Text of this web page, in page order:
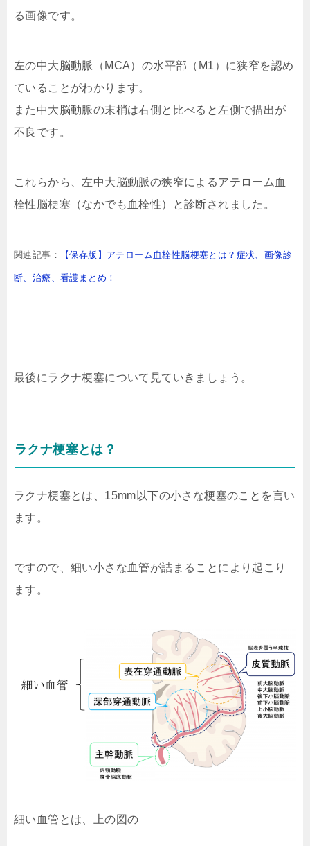
る画像です。
左の中大脳動脈（MCA）の水平部（M1）に狭窄を認め
ていることがわかります。
また中大脳動脈の末梢は右側と比べると左側で描出が
不良です。
これらから、左中大脳動脈の狭窄によるアテローム血
栓性脳梗塞（なかでも血栓性）と診断されました。
関連記事： 【保存版】アテローム血栓性脳梗塞とは？症状、画像診
断、治療、看護まとめ！
最後にラクナ梗塞について見ていきましょう。
ラクナ梗塞とは？
ラクナ梗塞とは、15mm以下の小さな梗塞のことを言い
ます。
ですので、細い小さな血管が詰まることにより起こり
ます。
細い血管とは、上の図の